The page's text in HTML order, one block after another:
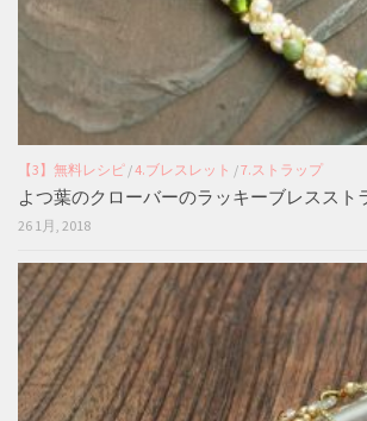
【3】無料レシピ /4.ブレスレット /7.ストラップ
よつ葉のクローバーのラッキーブレスス
26 1月, 2018